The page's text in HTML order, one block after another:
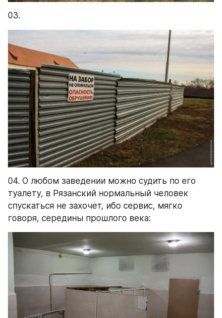
03.
04. О любом заведении можно судить по его
туалету, в Рязанский нормальный человек
спускаться не захочет, ибо сервис, мягко
говоря, середины прошлого века: